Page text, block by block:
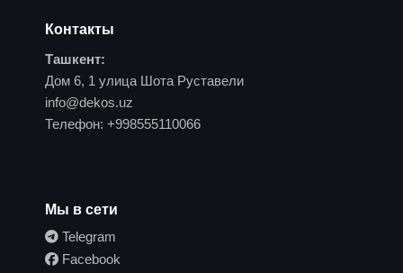
Контакты
Ташкент:
Дом 6, 1 улица Шота Руставели
info@dekos.uz
Телефон: +998555110066
Мы в сети
Telegram
Facebook